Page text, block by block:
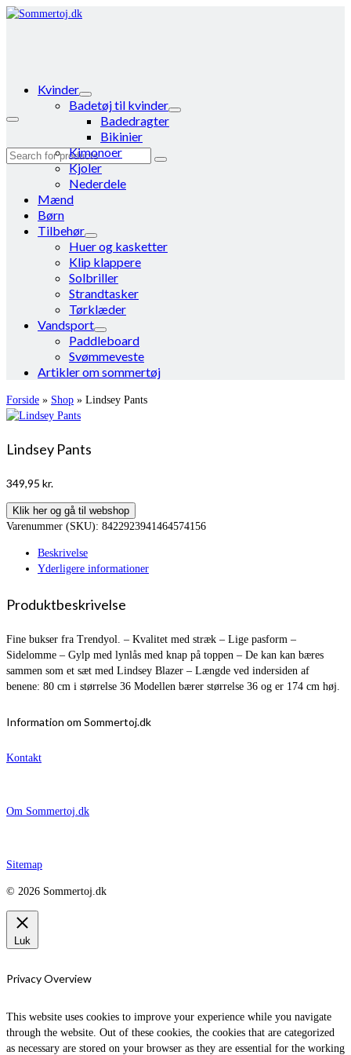
Search
Kvinder
Badetøj til kvinder
Badedragter
Bikinier
Kimonoer
Kjoler
Nederdele
Mænd
Børn
Tilbehør
Huer og kasketter
Klip klappere
Solbriller
Strandtasker
Tørklæder
Vandsport
Paddleboard
Svømmeveste
Artikler om sommertøj
Forside » Shop » Lindsey Pants
Lindsey Pants
349,95 kr.
Klik her og gå til webshop
Varenummer (SKU): 8422923941464574156
Beskrivelse
Yderligere informationer
Produktbeskrivelse
Fine bukser fra Trendyol. – Kvalitet med stræk – Lige pasform –
Sidelomme – Gylp med lynlås med knap på toppen – De kan kan bæres
sammen som et sæt med Lindsey Blazer – Længde ved indersiden af
benene: 80 cm i størrelse 36 Modellen bærer størrelse 36 og er 174 cm høj.
Information om Sommertoj.dk
Kontakt
Om Sommertoj.dk
Sitemap
© 2026 Sommertoj.dk
Luk
Privacy Overview
This website uses cookies to improve your experience while you navigate
through the website. Out of these cookies, the cookies that are categorized
as necessary are stored on your browser as they are essential for the working